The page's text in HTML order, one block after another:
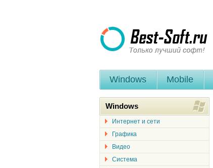
Windows Mobile
Windows
Интернет и сети
Графика
Видео
Система